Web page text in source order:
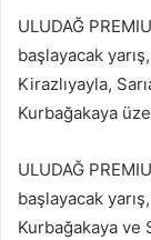
ULUDAĞ
başlayacak
Kirazlıyayla,
Kurbağakaya
ULUDAĞ
başlayacak
Kurbağakaya